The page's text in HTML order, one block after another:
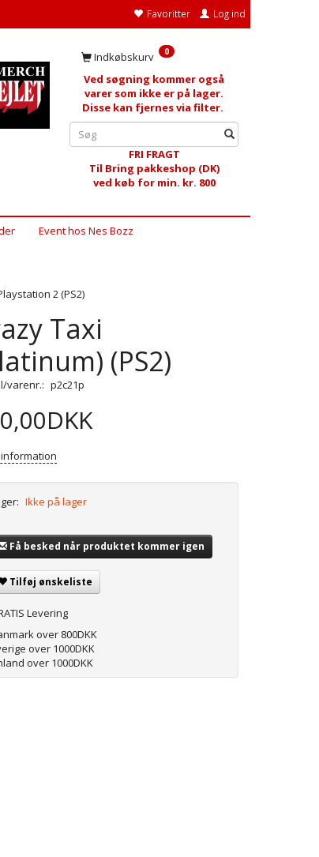
Favoritter Log ind
Indkøbskurv 0
Ved søgning kommer også
varer som ikke er på lager.
Disse kan fjernes via filter.
FRI FRAGT
Til Bring pakkeshop (DK)
ved køb for min. kr. 800
Event hos Nes Bozz
2 (PS2)
Taxi
(PS2)
varenr.: p2c21p
Ikke på lager
Få besked når produktet kommer igen
Tilføj ønskeliste
Levering
over 800DKK
over 1000DKK
over 1000DKK